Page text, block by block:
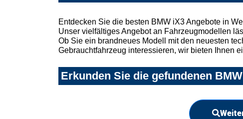
Entdecken Sie die besten BMW iX3 Angebote in
Unser vielfältiges Angebot an Fahrzeugmodellen
Ob Sie ein brandneues Modell mit den neuesten
Gebrauchtfahrzeug interessieren, wir bieten Ihnen
Erkunden Sie die gefundenen